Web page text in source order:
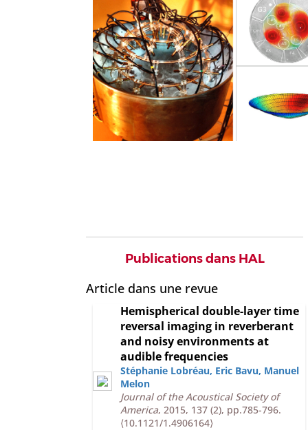
Publications dans HAL
Article dans une revue
Hemispherical double-layer time
reversal imaging in reverberant
and noisy environments at
audible frequencies
Stéphanie Lobréau, Eric Bavu, Manuel
Melon
Journal of the Acoustical Society of
America, 2015, 137 (2), pp.785-796.
⟨10.1121/1.4906164⟩